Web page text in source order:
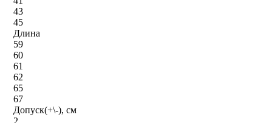
43
45
Длина
59
60
61
62
65
67
Допуск(+\-), см
2